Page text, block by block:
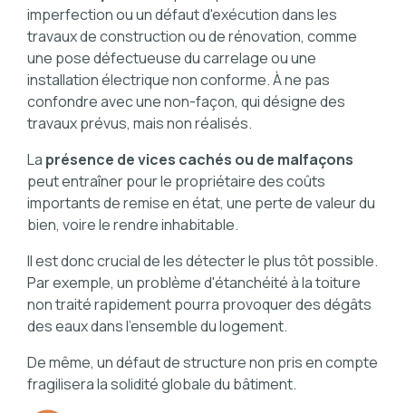
imperfection ou un défaut d'exécution dans les
travaux de construction ou de rénovation, comme
une pose défectueuse du carrelage ou une
installation électrique non conforme. À ne pas
confondre avec une non-façon, qui désigne des
travaux prévus, mais non réalisés.
La présence de vices cachés ou de malfaçons
peut entraîner pour le propriétaire des coûts
importants de remise en état, une perte de valeur du
bien, voire le rendre inhabitable.
Il est donc crucial de les détecter le plus tôt possible.
Par exemple, un problème d'étanchéité à la toiture
non traité rapidement pourra provoquer des dégâts
des eaux dans l'ensemble du logement.
De même, un défaut de structure non pris en compte
fragilisera la solidité globale du bâtiment.